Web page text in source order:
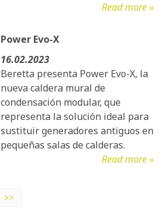
Read more »
Power Evo-X
16.02.2023
Beretta presenta Power Evo-X, la
nueva caldera mural de
condensación modular, que
representa la solución ideal para
sustituir generadores antiguos en
pequeñas salas de calderas.
Read more »
>>